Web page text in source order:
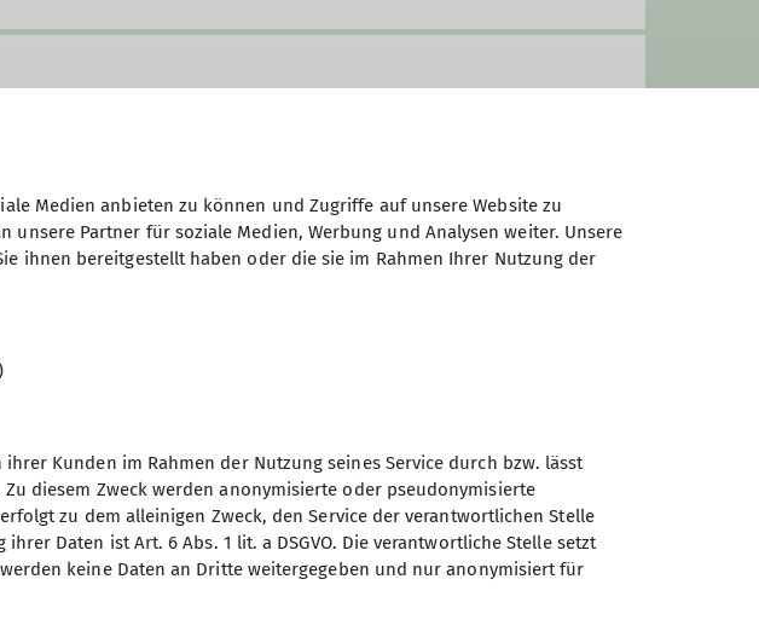
zu einer Gastwirtschaft!
und in den angrenzenden Gebieten. Einmal im
der Sektion im Weinhaus Stegmann,
der DAV Welt
Sektion Aschaffenburg des
Deutschen Alpenvereins e.V.
Wendelbergstr. 34
Medien anbieten zu können und Zugriffe auf unsere Website zu
Partner für soziale Medien, Werbung und Analysen weiter. Unsere
ihnen bereitgestellt haben oder die sie im Rahmen Ihrer Nutzung der
Kunden im Rahmen der Nutzung seines Service durch bzw. lässt
diesem Zweck werden anonymisierte oder pseudonymisierte
zu dem alleinigen Zweck, den Service der verantwortlichen Stelle
Daten ist Art. 6 Abs. 1 lit. a DSGVO. Die verantwortliche Stelle setzt
keine Daten an Dritte weitergegeben und nur anonymisiert für